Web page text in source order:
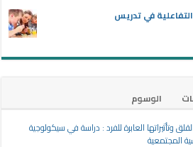
في تدريس
الوسوم
وتأثيراتها العابرة للفرد : دراسة في سيكولوجية
المجتمعية